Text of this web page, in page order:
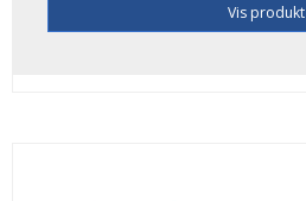
Vis produkt